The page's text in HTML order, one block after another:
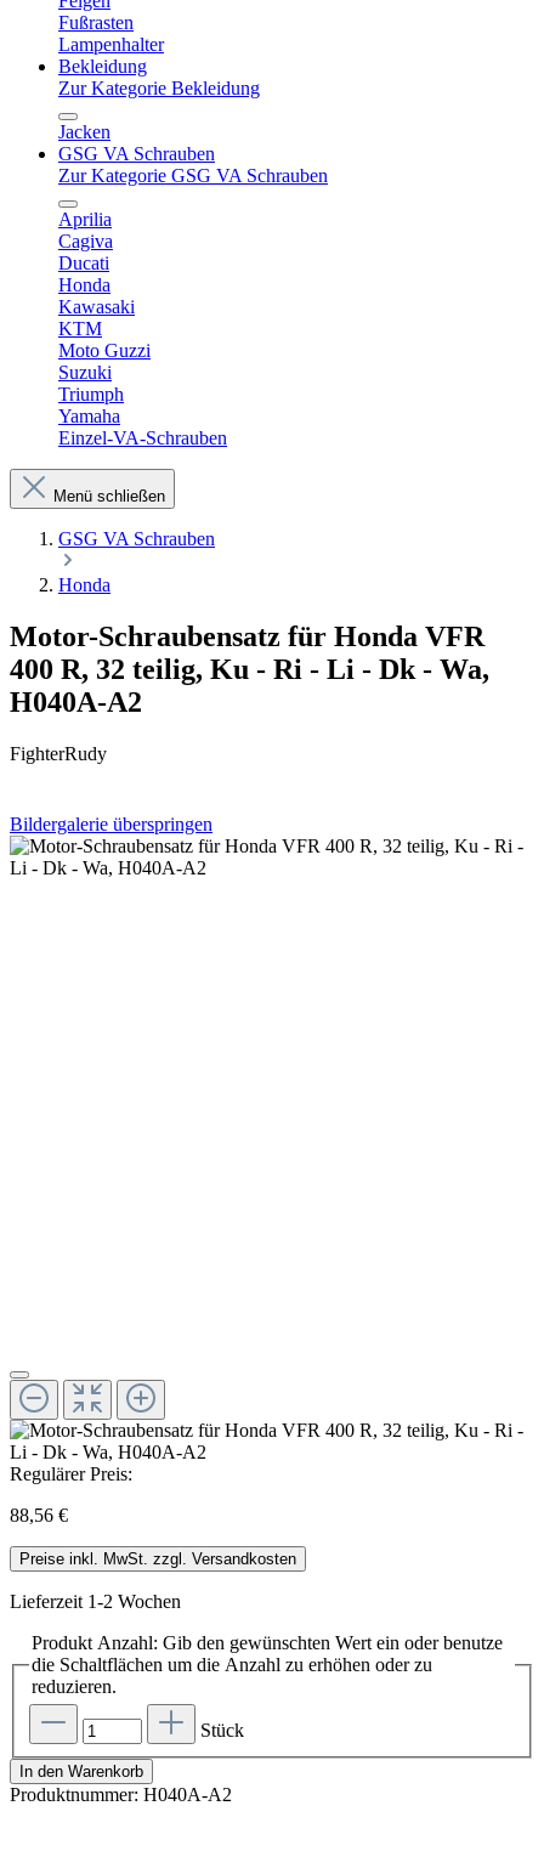
Fußrasten
Lampenhalter
Bekleidung
Zur Kategorie Bekleidung
Jacken
GSG VA Schrauben
Zur Kategorie GSG VA Schrauben
Aprilia
Cagiva
Ducati
Honda
Kawasaki
KTM
Moto Guzzi
Suzuki
Triumph
Yamaha
Einzel-VA-Schrauben
Menü schließen
GSG VA Schrauben
Honda
Motor-Schraubensatz für Honda VFR
400 R, 32 teilig, Ku - Ri - Li - Dk - Wa,
H040A-A2
FighterRudy
Bildergalerie überspringen
Regulärer Preis:
88,56 €
Preise inkl. MwSt. zzgl. Versandkosten
Lieferzeit 1-2 Wochen
Produkt Anzahl: Gib den gewünschten Wert ein oder benutze
die Schaltflächen um die Anzahl zu erhöhen oder zu
reduzieren.
Stück
In den Warenkorb
Produktnummer: H040A-A2